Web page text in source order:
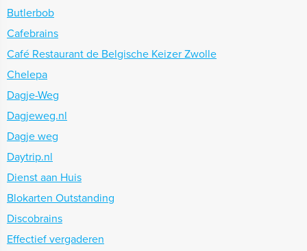
Butlerbob
Cafebrains
Café Restaurant de Belgische Keizer Zwolle
Chelepa
Dagje-Weg
Dagjeweg.nl
Dagje weg
Daytrip.nl
Dienst aan Huis
Blokarten Outstanding
Discobrains
Effectief vergaderen